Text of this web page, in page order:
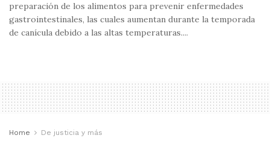
preparación de los alimentos para prevenir enfermedades
gastrointestinales, las cuales aumentan durante la temporada
de canícula debido a las altas temperaturas....
Home De justicia y más